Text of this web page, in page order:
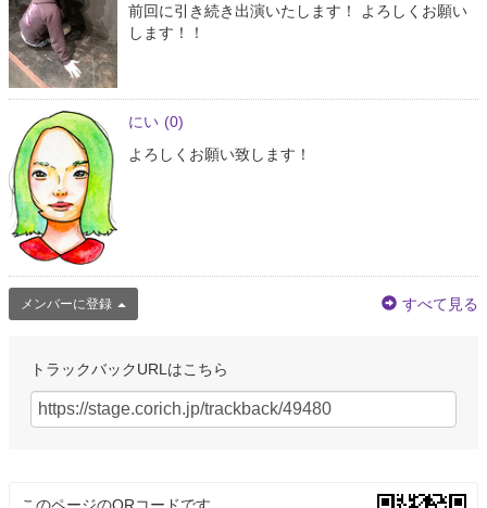
前回に引き続き出演いたします！ よろしくお願い
します！！
にい (0)
よろしくお願い致します！
メンバーに登録 すべて見る
トラックバックURLはこちら